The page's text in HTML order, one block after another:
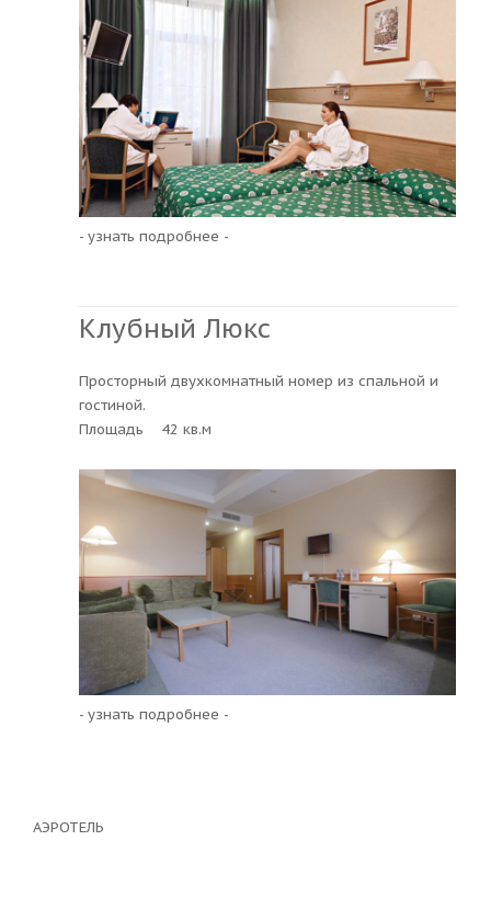
- узнать подробнее -
Клубный Люкс
Просторный двухкомнатный номер из спальной и
гостиной.
Площадь 42 кв.м
- узнать подробнее -
АЭРОТЕЛЬ